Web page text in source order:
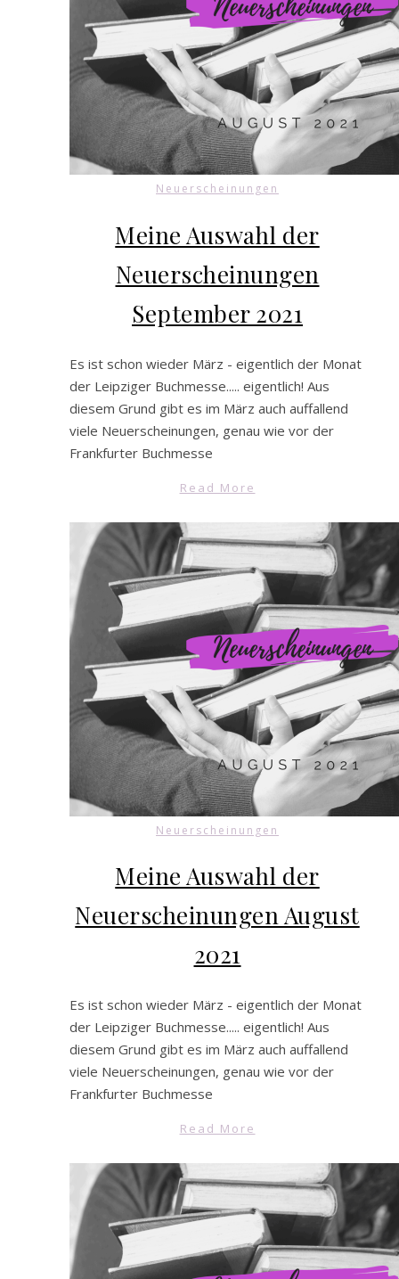
Neuerscheinungen
Meine Auswahl der
Neuerscheinungen
September 2021
Es ist schon wieder März - eigentlich der Monat
der Leipziger Buchmesse..... eigentlich! Aus
diesem Grund gibt es im März auch auffallend
viele Neuerscheinungen, genau wie vor der
Frankfurter Buchmesse
Read More
Neuerscheinungen
Meine Auswahl der
Neuerscheinungen August
2021
Es ist schon wieder März - eigentlich der Monat
der Leipziger Buchmesse..... eigentlich! Aus
diesem Grund gibt es im März auch auffallend
viele Neuerscheinungen, genau wie vor der
Frankfurter Buchmesse
Read More